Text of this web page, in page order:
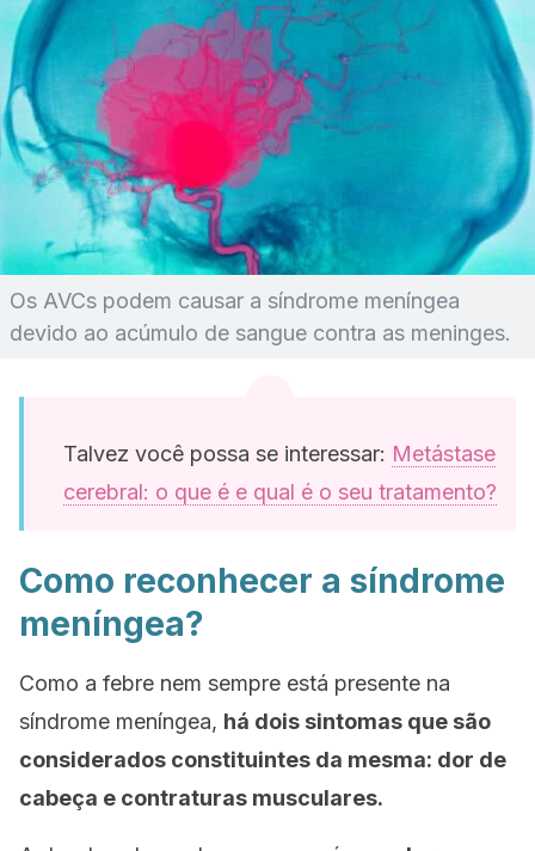
Os AVCs podem causar a síndrome meníngea
devido ao acúmulo de sangue contra as meninges.
Talvez você possa se interessar: Metástase
cerebral: o que é e qual é o seu tratamento?
Como reconhecer a síndrome
meníngea?
Como a febre nem sempre está presente na
síndrome meníngea, há dois sintomas que são
considerados constituintes da mesma: dor de
cabeça e contraturas musculares.